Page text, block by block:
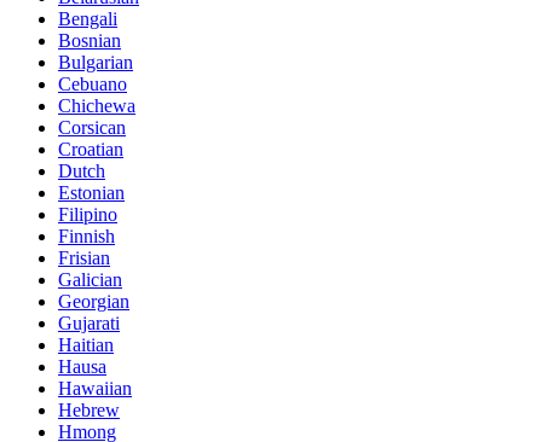
Bengali
Bosnian
Bulgarian
Cebuano
Chichewa
Corsican
Croatian
Dutch
Estonian
Filipino
Finnish
Frisian
Galician
Georgian
Gujarati
Haitian
Hausa
Hawaiian
Hebrew
Hmong